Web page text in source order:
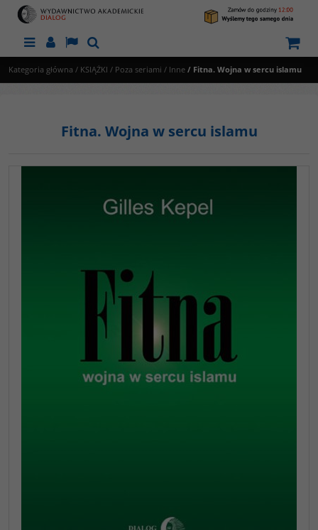
MenuPanelLangSzukaj
Kategoria główna / KSIĄŻKI / Poza seriami / Inne / Fitna. Wojna w sercu islamu
Fitna. Wojna w sercu islamu